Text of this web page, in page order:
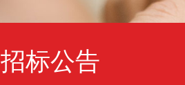
招标公告